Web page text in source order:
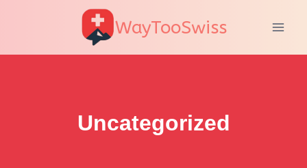
WayTooSwiss
Uncategorized